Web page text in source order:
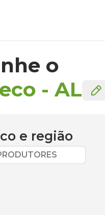
o
-AL
e região